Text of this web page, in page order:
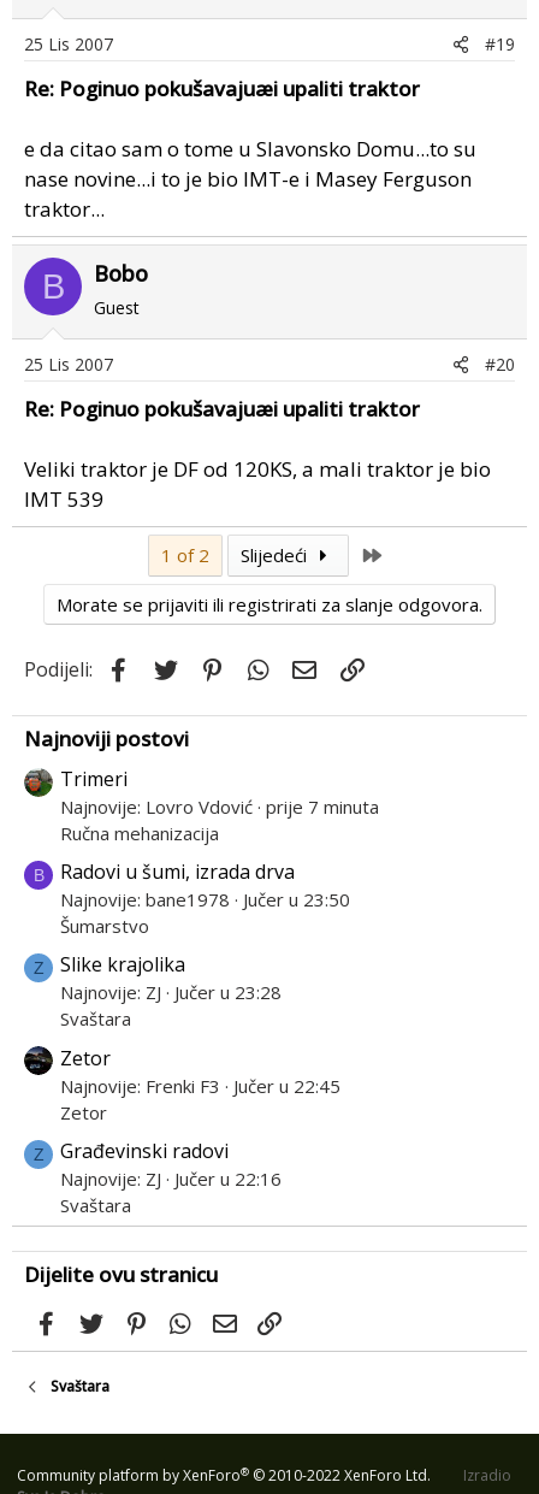
25 Lis 2007 #19
Re: Poginuo pokušavajuæi upaliti traktor
e da citao sam o tome u Slavonsko Domu...to su
nase novine...i to je bio IMT-e i Masey Ferguson
traktor...
B Bobo
Guest
25 Lis 2007 #20
Re: Poginuo pokušavajuæi upaliti traktor
Veliki traktor je DF od 120KS, a mali traktor je bio
IMT 539
1 of 2 Slijedeći
Morate se prijaviti ili registrirati za slanje odgovora.
Podijeli: Facebook
Twitter PinterestWhatsApp
Email
Najnoviji postovi
Trimeri
Najnovije: Lovro Vdović prije 7 minuta
Ručna mehanizacija
B Radovi u šumi, izrada drva
Najnovije: bane1978
Jučer u 23:50
Šumarstvo
Z Slike krajolika
Najnovije: ZJ
Jučer u 23:28
Svaštara
Zetor
Najnovije: Frenki F3
Jučer u 22:45
Zetor
Z Građevinski radovi
Najnovije: ZJ
Jučer u 22:16
Svaštara
Dijelite ovu stranicu
FacebookTwitterPinterestWhatsApp
Email
Svaštara
Community platform by XenForo® © 2010-2022 XenForo Ltd.
Izradio